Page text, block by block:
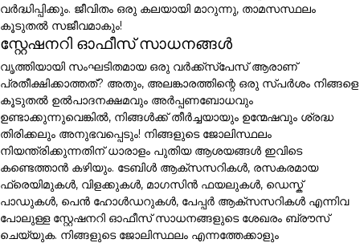
വർദ്ധിപ്പിക്കും. ജീവിതം ഒരു കലയായി മാറുന്നു, താമസസ്ഥലം
കൂടുതൽ സജീവമാകും!
സ്റ്റേഷനറി ഓഫീസ് സാധനങ്ങൾ
വൃത്തിയായി സംഘടിതമായ ഒരു വർക്ക്സ്പേസ് ആരാണ്
പ്രതീക്ഷിക്കാത്തത്? അതും, അലങ്കാരത്തിന്റെ ഒരു സ്പർശം നിങ്ങളെ
കൂടുതൽ ഉൽപാദനക്ഷമവും അർപ്പണബോധവും
ഉണ്ടാക്കുന്നുവെങ്കിൽ, നിങ്ങൾക്ക് തീർച്ചയായും ഉന്മേഷവും ശ്രദ്ധ
തിരിക്കലും അനുഭവപ്പെടും! നിങ്ങളുടെ ജോലിസ്ഥലം
നിയന്ത്രിക്കുന്നതിന് ധാരാളം പുതിയ ആശയങ്ങൾ ഇവിടെ
കണ്ടെത്താൻ കഴിയും. ടേബിൾ ആക്സസറികൾ, രസകരമായ
ഫ്രെയിമുകൾ, വിളക്കുകൾ, മാഗസിൻ ഫയലുകൾ, ഡെസ്ക്
പാഡുകൾ, പെൻ ഹോൾഡറുകൾ, പേപ്പർ ആക്സസറികൾ എന്നിവ
പോലുള്ള സ്റ്റേഷനറി ഓഫീസ് സാധനങ്ങളുടെ ശേഖരം ബ്രൗസ്
ചെയ്യുക. നിങ്ങളുടെ ജോലിസ്ഥലം എന്നത്തേക്കാളും